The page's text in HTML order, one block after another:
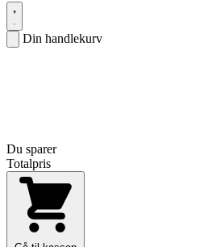
Din handlekurv
Du sparer
Totalpris